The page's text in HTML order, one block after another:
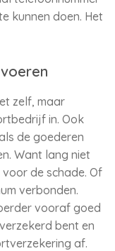
kunnen doen. Het
zelf, maar
in. Ook
de goederen
Want lang niet
de schade. Of
verbonden.
vooraf goed
bent en
af.